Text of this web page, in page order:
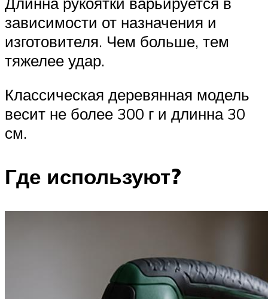
зависимости от назначения и
изготовителя. Чем больше, тем
тяжелее удар.
Классическая деревянная модель
весит не более 300 г и длинна 30
см.
Где используют?